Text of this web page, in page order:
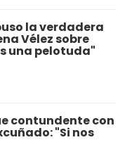
la verdadera
Vélez sobre
una pelotuda"
contundente con
"Si nos